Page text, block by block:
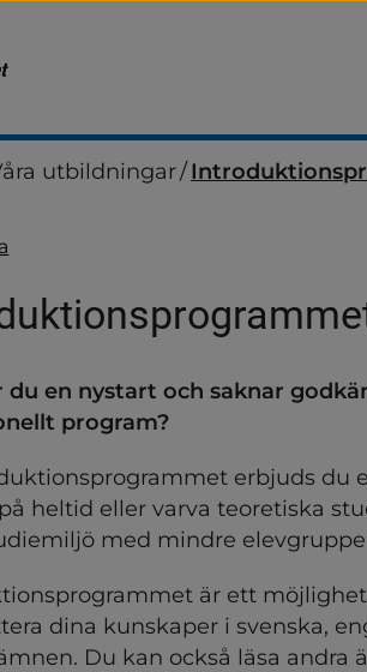
utbildningar/
Förskola
Grundskola
Anpassad
Gymnasieskola
du en nystart och saknar
program?
erbjuds du
heltid eller varva teoretiska
med mindre
är ett
dina kunskaper i svenska,
Du kan också läsa andra